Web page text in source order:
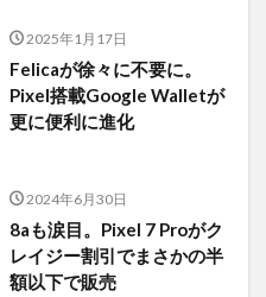
2025年1月17日
Felicaが徐々に不要に。
Pixel搭載Google Walletが
更に便利に進化
2024年6月30日
8aも涙目。Pixel 7 Proがク
レイジー割引でまさかの半
額以下で販売